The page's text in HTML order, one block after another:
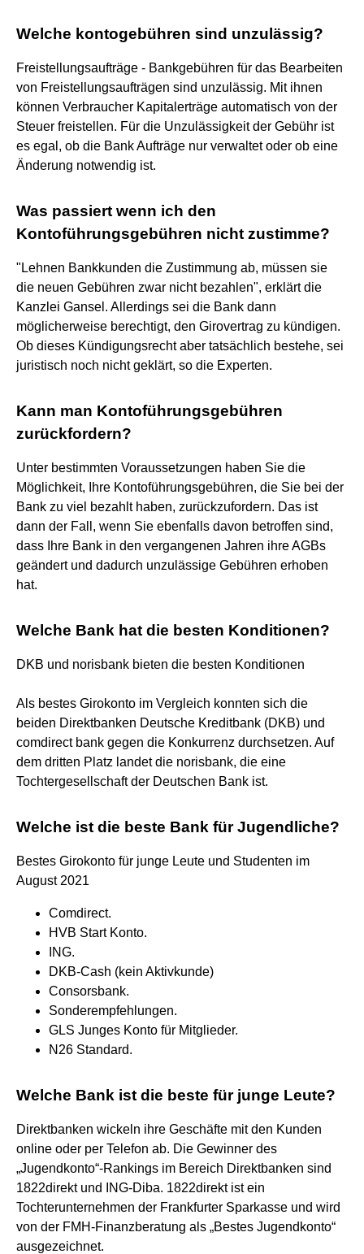
Welche kontogebühren sind unzulässig?
Freistellungsaufträge - Bankgebühren für das Bearbeiten
von Freistellungsaufträgen sind unzulässig. Mit ihnen
können Verbraucher Kapitalerträge automatisch von der
Steuer freistellen. Für die Unzulässigkeit der Gebühr ist
es egal, ob die Bank Aufträge nur verwaltet oder ob eine
Änderung notwendig ist.
Was passiert wenn ich den
Kontoführungsgebühren nicht zustimme?
"Lehnen Bankkunden die Zustimmung ab, müssen sie
die neuen Gebühren zwar nicht bezahlen", erklärt die
Kanzlei Gansel. Allerdings sei die Bank dann
möglicherweise berechtigt, den Girovertrag zu kündigen.
Ob dieses Kündigungsrecht aber tatsächlich bestehe, sei
juristisch noch nicht geklärt, so die Experten.
Kann man Kontoführungsgebühren
zurückfordern?
Unter bestimmten Voraussetzungen haben Sie die
Möglichkeit, Ihre Kontoführungsgebühren, die Sie bei der
Bank zu viel bezahlt haben, zurückzufordern. Das ist
dann der Fall, wenn Sie ebenfalls davon betroffen sind,
dass Ihre Bank in den vergangenen Jahren ihre AGBs
geändert und dadurch unzulässige Gebühren erhoben
hat.
Welche Bank hat die besten Konditionen?
DKB und norisbank bieten die besten Konditionen
Als bestes Girokonto im Vergleich konnten sich die
beiden Direktbanken Deutsche Kreditbank (DKB) und
comdirect bank gegen die Konkurrenz durchsetzen. Auf
dem dritten Platz landet die norisbank, die eine
Tochtergesellschaft der Deutschen Bank ist.
Welche ist die beste Bank für Jugendliche?
Bestes Girokonto für junge Leute und Studenten im
August 2021
Comdirect.
HVB Start Konto.
ING.
DKB-Cash (kein Aktivkunde)
Consorsbank.
Sonderempfehlungen.
GLS Junges Konto für Mitglieder.
N26 Standard.
Welche Bank ist die beste für junge Leute?
Direktbanken wickeln ihre Geschäfte mit den Kunden
online oder per Telefon ab. Die Gewinner des
„Jugendkonto“-Rankings im Bereich Direktbanken sind
1822direkt und ING-Diba. 1822direkt ist ein
Tochterunternehmen der Frankfurter Sparkasse und wird
von der FMH-Finanzberatung als „Bestes Jugendkonto“
ausgezeichnet.